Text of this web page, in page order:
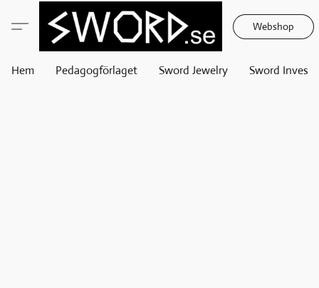
Webshop
Hem Pedagogförlaget Sword Jewelry Sword Invest